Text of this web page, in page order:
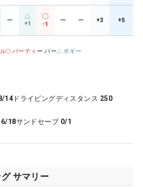
ー +1 -1
ー ー +3 +5
バーティ ー パー ボギー
14 ドライビングディスタンス 250
6/18サンドセーブ 0/1
サマリー